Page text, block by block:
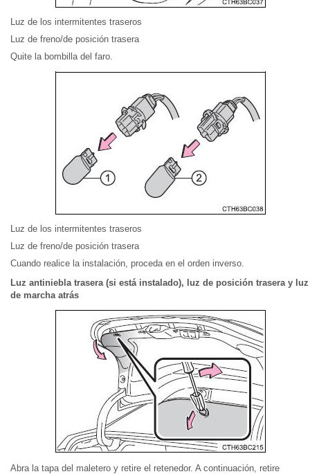
Luz de los intermitentes traseros
Luz de freno/de posición trasera
Quite la bombilla del faro.
Luz de los intermitentes traseros
Luz de freno/de posición trasera
Cuando realice la instalación, proceda en el orden inverso.
Luz antiniebla trasera (si está instalado), luz de posición trasera y luz
de marcha atrás
Abra la tapa del maletero y retire el retenedor. A continuación, retire